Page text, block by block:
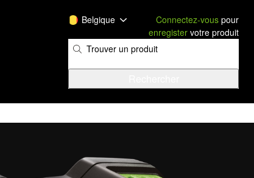
Belgique Connectez-vous pour
enregister votre produit